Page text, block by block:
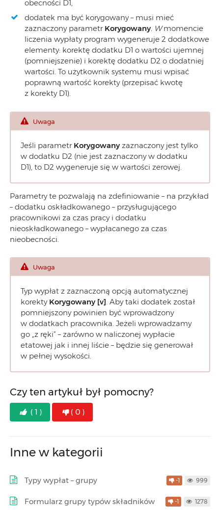
obecności D1,
dodatek ma być korygowany – musi mieć
zaznaczony parametr Korygowany. Wmomencie
liczenia wypłaty program wygeneruje 2 dodatkowe
elementy: korektę dodatku D1 o wartości ujemnej
(pomniejszenie) i korektę dodatku D2 o dodatniej
wartości. To użytkownik systemu musi wpisać
poprawną wartość korekty (przepisać kwotę
z korekty D1).
Uwaga
Jeśli parametr Korygowany zaznaczony jest tylko
w dodatku D2 (nie jest zaznaczony w dodatku
D1), to D2 wygeneruje się w wartości zerowej.
Parametry te pozwalają na zdefiniowanie – na przykład
– dodatku oskładkowanego – przysługującego
pracownikowi za czas pracy i dodatku
nieoskładkowanego – wypłacanego za czas
nieobecności.
Uwaga
Typ wypłat z zaznaczoną opcją automatycznej
korekty Korygowany [v]. Aby taki dodatek został
pomniejszony powinien być wprowadzony
w dodatkach pracownika. Jeżeli wprowadzamy
go „z ręki” – zarówno w naliczonej wypłacie
etatowej jak i innej liście – będzie się generował
w pełnej wysokości.
Czy ten artykuł był pomocny?
( 1 ) ( 0 )
Inne w kategorii
Typy wypłat – grupy -1 999
Formularz grupy typów składników -1 1278